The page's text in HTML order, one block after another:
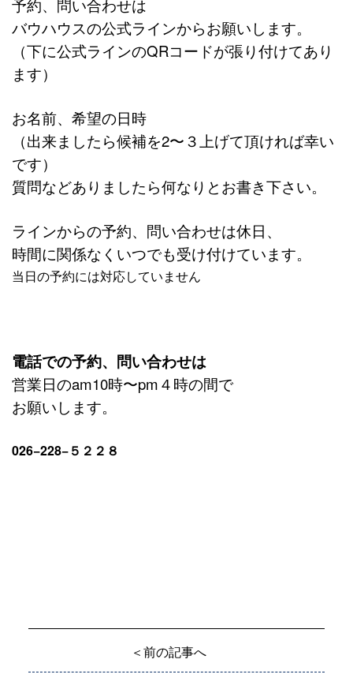
予約、問い合わせは
バウハウスの公式ラインからお願いします。
（下に公式ラインのQRコードが張り付けてあり
ます）
お名前、希望の日時
（出来ましたら候補を2〜３上げて頂ければ幸い
です）
質問などありましたら何なりとお書き下さい。
ラインからの予約、問い合わせは休日、
時間に関係なくいつでも受け付けています。
当日の予約には対応していません
電話での予約、問い合わせは
営業日のam10時〜pm４時の間で
お願いします。
026−228−５２２８
＜前の記事へ